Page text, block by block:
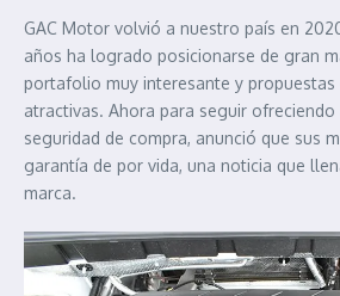
GAC Motor volvió a nuestro país en
años ha logrado posicionarse de gran
portafolio muy interesante y propuestas
atractivas. Ahora para seguir
seguridad de compra, anunció que sus
garantía de por vida, una noticia que
marca.